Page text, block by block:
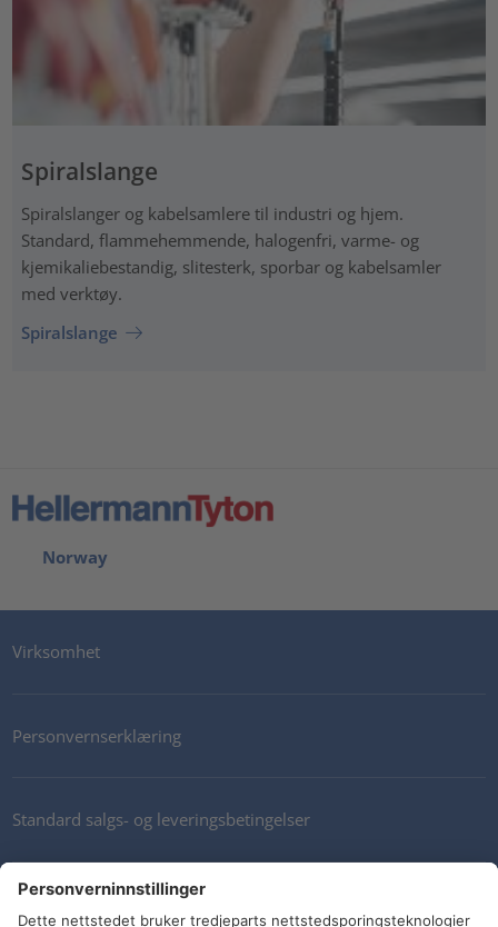
Spiralslange
Spiralslanger og kabelsamlere til industri og hjem.
Standard, flammehemmende, halogenfri, varme- og
kjemikaliebestandig, slitesterk, sporbar og kabelsamler
med verktøy.
Spiralslange
Norway
Virksomhet
Personvernserklæring
Standard salgs- og leveringsbetingelser